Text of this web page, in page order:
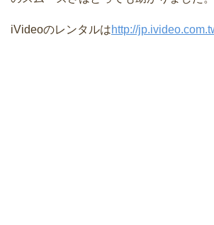
iVideoのレンタルはhttp://